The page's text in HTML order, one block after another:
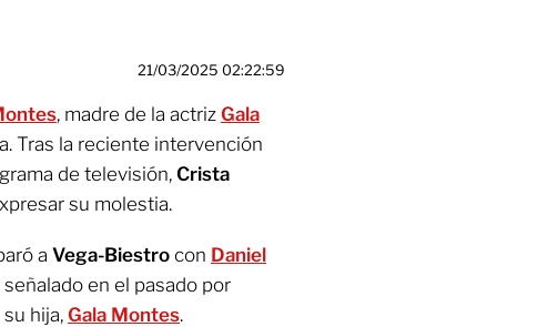
21/03/2025 02:22:59
, madre de la actriz Gala
Tras la reciente intervención
de televisión, Crista
su molestia.
a Vega-Biestro con Daniel
en el pasado por
hija, Gala Montes.